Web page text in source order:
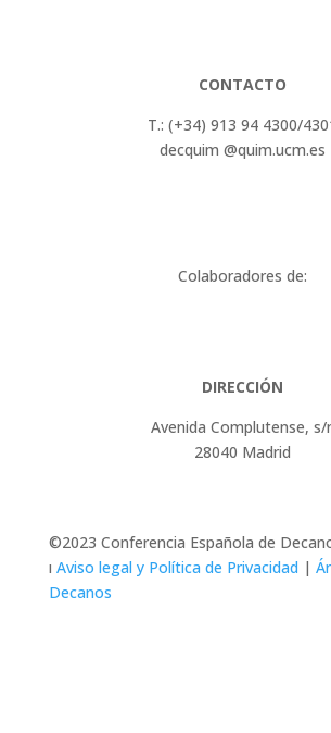
CONTACTO
T.: (+34) 913 94 4300/
decquim @quim.ucm.es
Colaboradores de:
DIRECCIÓN
Avenida Complutense, s/
28040 Madrid
©2023 Conferencia Española de
ı Aviso legal y Política de Privacidad |
Decanos